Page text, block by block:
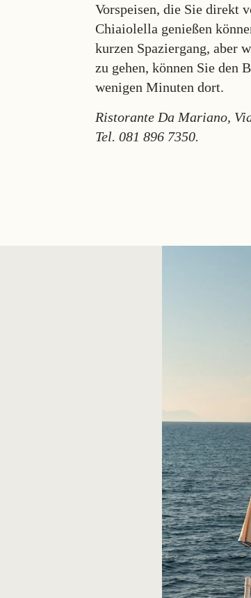
Vorspeisen, die Sie direkt
Chiaiolella genießen
kurzen Spaziergang, aber
zu gehen, können Sie den
wenigen Minuten dort.
Ristorante Da Mariano,
Tel. 081 896 7350.